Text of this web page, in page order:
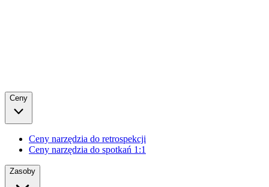
Ceny
Ceny narzędzia do retrospekcji
Ceny narzędzia do spotkań 1:1
Zasoby